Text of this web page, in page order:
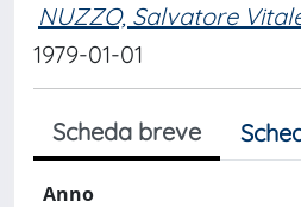
NUZZO, Salvatore
1979-01-01
Scheda breve
Anno